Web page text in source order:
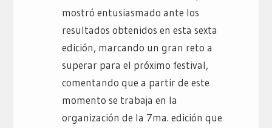
mostró entusiasmado ante los
resultados obtenidos en esta sexta
edición, marcando un gran reto a
superar para el próximo festival,
comentando que a partir de este
momento se trabaja en la
organización de la 7ma. edición que